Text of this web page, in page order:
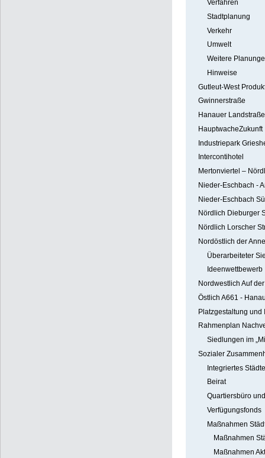
Verfahren
Stadtplanung
Verkehr
Umwelt
Weitere
Hinweise
Gutleut-West
Gwinnerstraße
Hanauer
HauptwacheZukunft
Industriepark
Intercontihotel
Mertonviertel –
Nieder-Eschbach -
Nieder-Eschbach
Nördlich Dieburger
Nördlich Lorscher
Nordöstlich der
Überarbeiteter
Ideenwettbewerb
Nordwestlich Auf
Östlich A661 -
Platzgestaltung
Rahmenplan
Siedlungen im
Sozialer
Integriertes
Beirat
Quartiersbüro
Verfügungsfonds
Maßnahmen
Maßnahmen
Maßnahmen